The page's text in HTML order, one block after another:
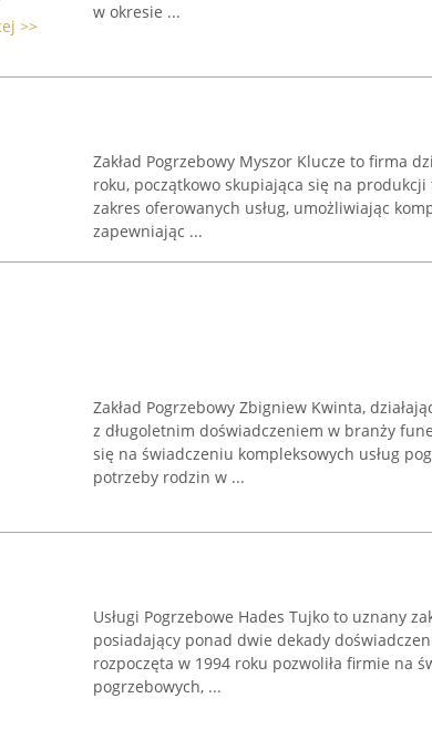
>>
w okresie ...
Zakład Pogrzebowy Myszor Klucze to firma
roku, początkowo skupiająca się na
zakres oferowanych usług, umożliwiając
zapewniając ...
Zakład Pogrzebowy Zbigniew Kwinta,
z długoletnim doświadczeniem w branży
się na świadczeniu kompleksowych usług
potrzeby rodzin w ...
Usługi Pogrzebowe Hades Tujko to uznany
posiadający ponad dwie dekady
rozpoczęta w 1994 roku pozwoliła firmie na
pogrzebowych, ...